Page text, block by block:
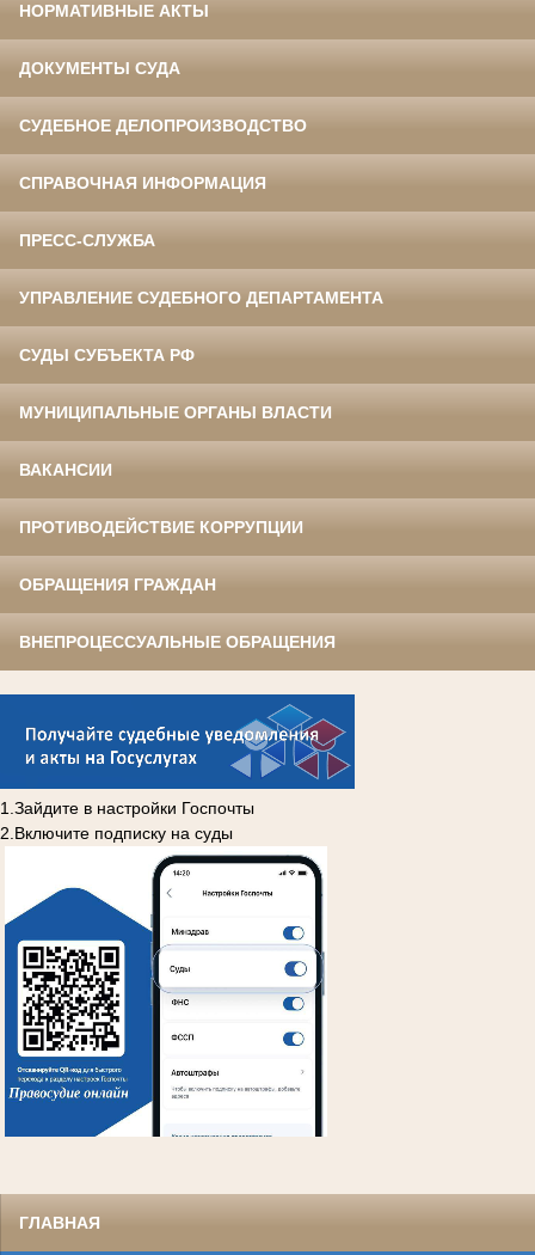
НОРМАТИВНЫЕ АКТЫ
ДОКУМЕНТЫ СУДА
СУДЕБНОЕ ДЕЛОПРОИЗВОДСТВО
СПРАВОЧНАЯ ИНФОРМАЦИЯ
ПРЕСС-СЛУЖБА
УПРАВЛЕНИЕ СУДЕБНОГО ДЕПАРТАМЕНТА
СУДЫ СУБЪЕКТА РФ
МУНИЦИПАЛЬНЫЕ ОРГАНЫ ВЛАСТИ
ВАКАНСИИ
ПРОТИВОДЕЙСТВИЕ КОРРУПЦИИ
ОБРАЩЕНИЯ ГРАЖДАН
ВНЕПРОЦЕССУАЛЬНЫЕ ОБРАЩЕНИЯ
1.Зайдите в настройки Госпочты
2.Включите подписку на суды
ГЛАВНАЯ